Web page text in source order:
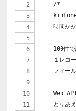
    /*
kintone
時間か
100件で
１レコ
フィー
Web API
とりあ